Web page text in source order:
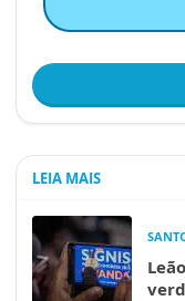
LEIA MAIS